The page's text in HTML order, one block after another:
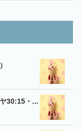
30:15・...